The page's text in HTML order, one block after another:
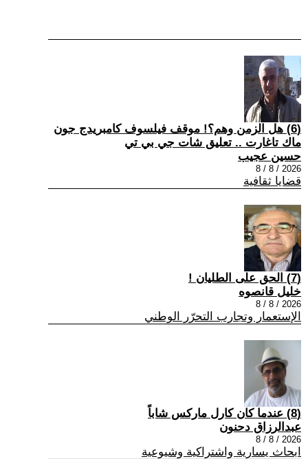
(6) هل الزمن وهم؟! موقف فيلسوف كامبريدج جون
ماك تاغارت .. تعليق شات جي بي تي
حسين عجيب
2026 / 8 / 8
قضايا ثقافية
(7) الحق على الطليان !
خليل قانصوه
2026 / 8 / 8
الإستعمار وتجارب التحرّر الوطني
(8) عندما كان كارل ماركس شاباً
عبدالرزاق دحنون
2026 / 8 / 8
ابحاث يسارية واشتراكية وشيوعية